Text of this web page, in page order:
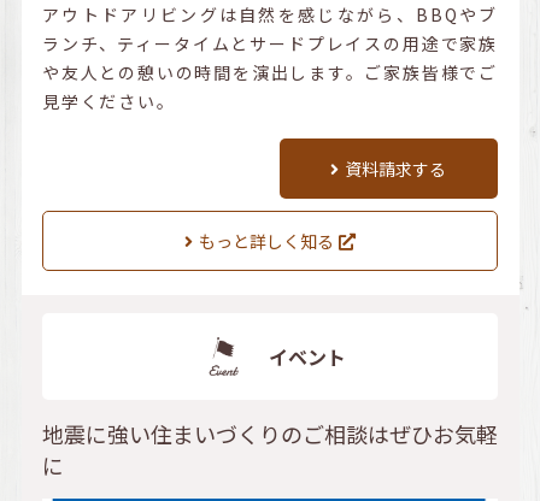
アウトドアリビングは自然を感じながら、BBQやブ
ランチ、ティータイムとサードプレイスの用途で家族
や友人との憩いの時間を演出します。ご家族皆様でご
見学ください。
資料請求する
もっと詳しく知る
イベント
地震に強い住まいづくりのご相談はぜひお気軽
に